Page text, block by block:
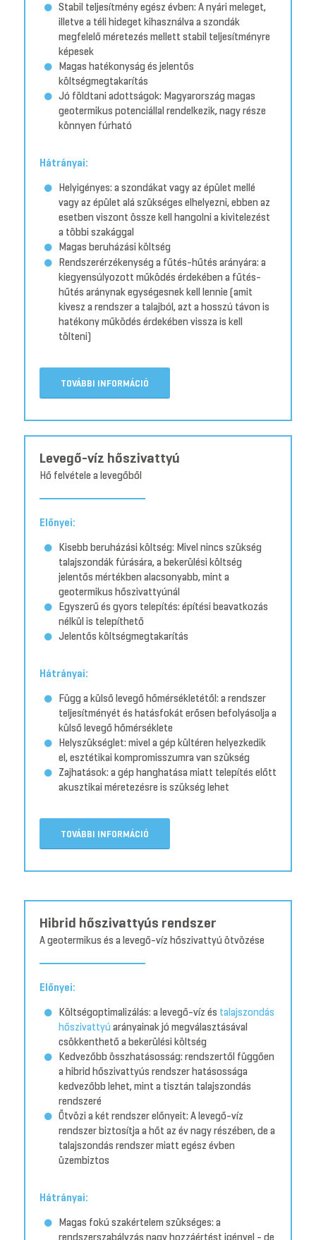
Stabil teljesítmény egész évben: A nyári meleget,
illetve a téli hideget kihasználva a szondák
megfelelő méretezés mellett stabil teljesítményre
képesek
Magas hatékonyság és jelentős
költségmegtakarítás
Jó földtani adottságok: Magyarország magas
geotermikus potenciállal rendelkezik, nagy része
könnyen fúrható
Hátrányai:
Helyigényes: a szondákat vagy az épület mellé
vagy az épület alá szükséges elhelyezni, ebben az
esetben viszont össze kell hangolni a kivitelezést
a többi szakággal
Magas beruházási költség
Rendszerérzékenység a fűtés-hűtés arányára: a
kiegyensúlyozott működés érdekében a fűtés-
hűtés aránynak egységesnek kell lennie (amit
kivesz a rendszer a talajból, azt a hosszú távon is
hatékony működés érdekében vissza is kell
tölteni)
TOVÁBBI INFORMÁCIÓ
Levegő-víz hőszivattyú
Hő felvétele a levegőből
Előnyei:
Kisebb beruházási költség: Mivel nincs szükség
talajszondák fúrására, a bekerülési költség
jelentős mértékben alacsonyabb, mint a
geotermikus hőszivattyúnál
Egyszerű és gyors telepítés: építési beavatkozás
nélkül is telepíthető
Jelentős költségmegtakarítás
Hátrányai:
Függ a külső levegő hőmérsékletétől: a rendszer
teljesítményét és hatásfokát erősen befolyásolja a
külső levegő hőmérséklete
Helyszükséglet: mivel a gép kültéren helyezkedik
el, esztétikai kompromisszumra van szükség
Zajhatások: a gép hanghatása miatt telepítés előtt
akusztikai méretezésre is szükség lehet
TOVÁBBI INFORMÁCIÓ
Hibrid hőszivattyús rendszer
A geotermikus és a levegő-víz hőszivattyú ötvözése
Előnyei:
Költségoptimalizálás: a levegő-víz és talajszondás
hőszivattyú arányainak jó megválasztásával
csökkenthető a bekerülési költség
Kedvezőbb összhatásosság: rendszertől függően
a hibrid hőszivattyús rendszer hatásossága
kedvezőbb lehet, mint a tisztán talajszondás
rendszeré
Ötvözi a két rendszer előnyeit: A levegő-víz
rendszer biztosítja a hőt az év nagy részében, de a
talajszondás rendszer miatt egész évben
üzembiztos
Hátrányai:
Magas fokú szakértelem szükséges: a
rendszerszabályzás nagy hozzáértést igényel - de